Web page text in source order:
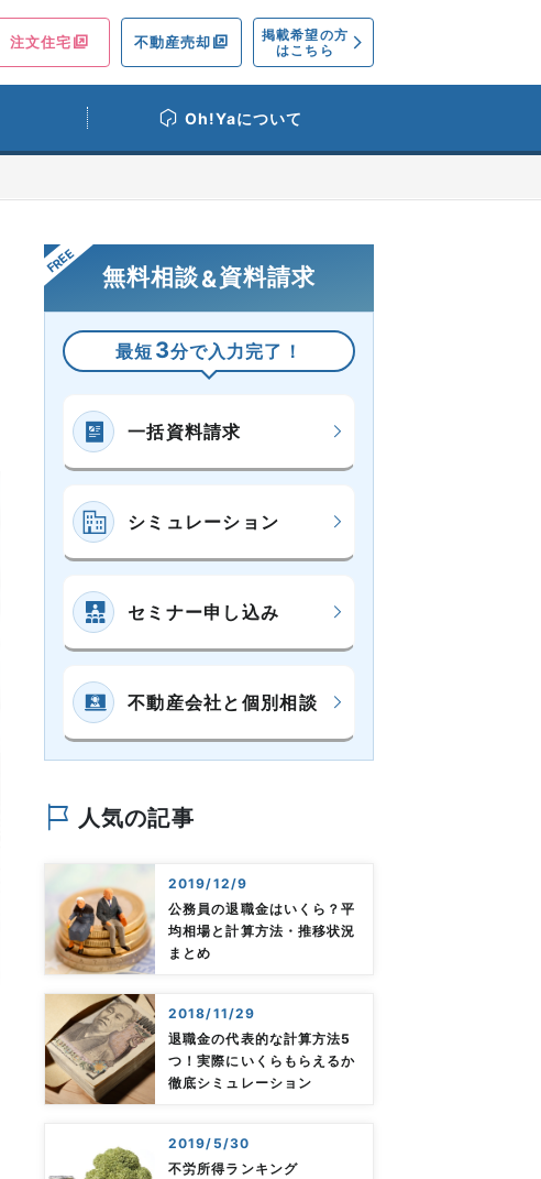
注文住宅 不動産売却
掲載希望の方
はこちら
Oh!Yaについて
無料相談&資料請求
最短3分で入力完了！
一括資料請求
シミュレーション
セミナー申し込み
不動産会社と個別相談
人気の記事
2019/12/9
公務員の退職金はいくら？平
均相場と計算方法・推移状況
まとめ
2018/11/29
退職金の代表的な計算方法5
つ！実際にいくらもらえるか
徹底シミュレーション
2019/5/30
不労所得ランキング